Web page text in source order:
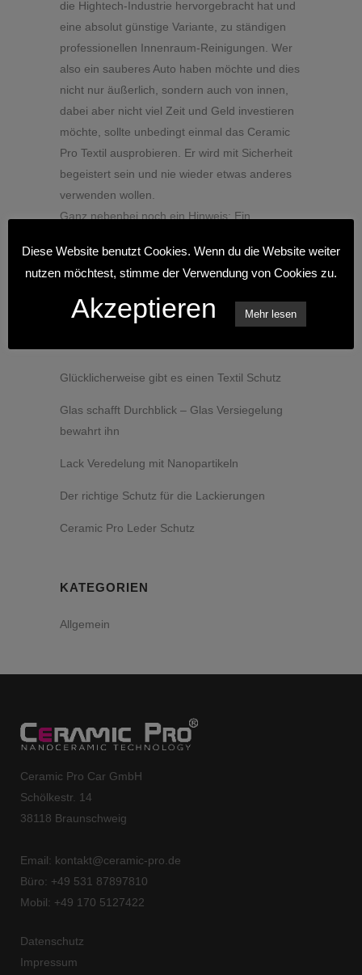
die Hightech-Industrie hervorgebracht hat und
eine absolut günstige Variante, zu ständigen
professionellen Innenraum-Reinigungen. Wer
also ein sauberes Auto haben möchte und dies
nicht nur äußerlich, sondern auch von innen,
dabei aber nicht viel Zeit und Geld investieren
möchte, sollte unbedingt einmal das Ceramic
Pro Textil ausprobieren. Er wird mit Sicherheit
begeistert sein und nie wieder etwas anderes
verwenden wollen.
Ganz nebenbei noch ein Hinweis: Ein
Wiederverkaufswert jedes Gebrauchtwagens
um ein Vielfaches!
Glücklicherweise gibt es einen Textil Schutz
Glas schafft Durchblick – Glas Versiegelung
bewahrt ihn
Lack Veredelung mit Nanopartikeln
Der richtige Schutz für die Lackierungen
Ceramic Pro Leder Schutz
KATEGORIEN
Allgemein
Ceramic Pro Car GmbH
Schölkestr. 14
38118 Braunschweig
Email: kontakt@ceramic-pro.de
Büro: +49 531 87897810
Mobil: +49 170 5127422
Datenschutz
Impressum
Diese Website benutzt Cookies. Wenn du die Website weiter
nutzen möchtest, stimme der Verwendung von Cookies zu.
Akzeptieren Mehr lesen